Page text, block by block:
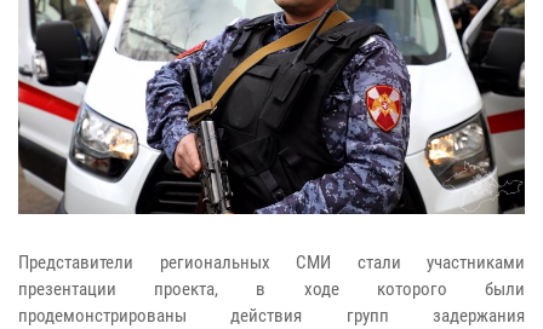
Представители региональных СМИ стали участниками
презентации проекта, в ходе которого были
продемонстрированы действия групп задержания